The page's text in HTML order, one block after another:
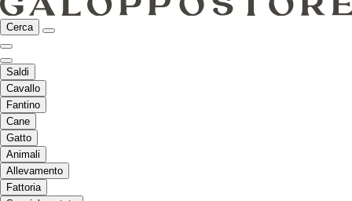
Cerca
Saldi
Cavallo
Fantino
Cane
Gatto
Animali
Allevamento
Fattoria